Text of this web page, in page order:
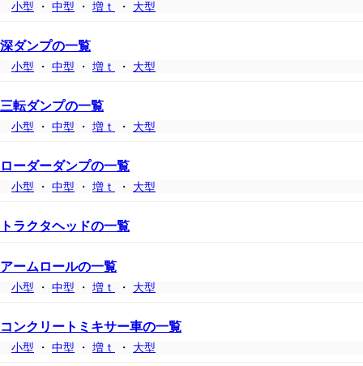
小型 ・ 中型 ・ 増ｔ ・ 大型
深ダンプの一覧
小型 ・ 中型 ・ 増ｔ ・ 大型
三転ダンプの一覧
小型 ・ 中型 ・ 増ｔ ・ 大型
ローダーダンプの一覧
小型 ・ 中型 ・ 増ｔ ・ 大型
トラクタヘッドの一覧
アームロールの一覧
小型 ・ 中型 ・ 増ｔ ・ 大型
コンクリートミキサー車の一覧
小型 ・ 中型 ・ 増ｔ ・ 大型